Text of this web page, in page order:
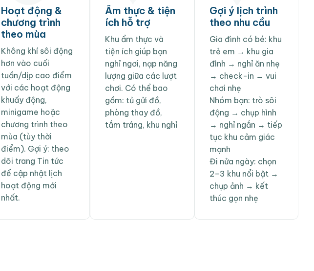
Hoạt động &
chương trình
theo mùa
Không khí sôi động
hơn vào cuối
tuần/dịp cao điểm
với các hoạt động
khuấy động,
minigame hoặc
chương trình theo
mùa (tùy thời
điểm). Gợi ý: theo
dõi trang Tin tức
để cập nhật lịch
hoạt động mới
nhất.
Ẩm thực & tiện
ích hỗ trợ
Khu ẩm thực và
tiện ích giúp bạn
nghỉ ngơi, nạp năng
lượng giữa các lượt
chơi. Có thể bao
gồm: tủ gửi đồ,
phòng thay đồ,
tắm tráng, khu nghỉ
Gợi ý lịch trình
theo nhu cầu
Gia đình có bé: khu
trẻ em → khu gia
đình → nghỉ ăn nhẹ
→ check-in → vui
chơi nhẹ
Nhóm bạn: trò sôi
động → chụp hình
→ nghỉ ngắn → tiếp
tục khu cảm giác
mạnh
Đi nửa ngày: chọn
2–3 khu nổi bật →
chụp ảnh → kết
thúc gọn nhẹ